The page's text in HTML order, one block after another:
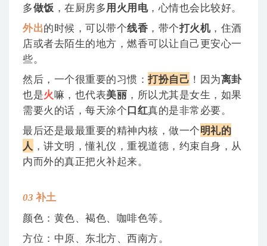
多做饭 ，在厨房多用火用电，心情也会比较好。
外出的时候，可以带个线香 ，带个打火机，住酒
店或者去陌生的地方，燃香可以让自己更安心一
些。
然后，一个很重要的习惯： 打扮自己 ！因为离卦
也是火嘛，也代表美丽 ，所以尤其是女生，如果
需要火的话，每天涂个口红真的是非常必要。
最后还是最最重要的精神内核，做一个明礼的
人 ，讲文明，懂礼仪，重视道德，约束自身，从
内而外的真正把火补起来。
03 补土
颜色：黄色、褐色、咖啡色等。
方位：中原、东北方、西南方。